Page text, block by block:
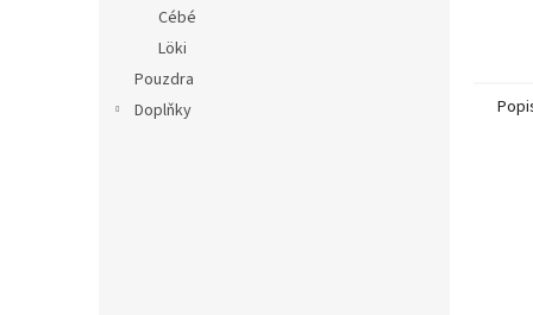
Cébé
Löki
Pouzdra
Doplňky